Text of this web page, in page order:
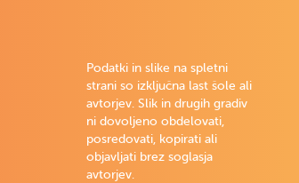
Podatki in slike na spletni
strani so izključna last šole ali
avtorjev. Slik in drugih gradiv
ni dovoljeno obdelovati,
posredovati, kopirati ali
objavljati brez soglasja
avtorjev.